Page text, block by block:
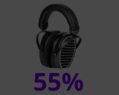
55%